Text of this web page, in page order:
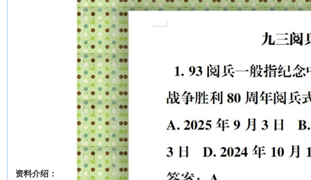
资料介绍：